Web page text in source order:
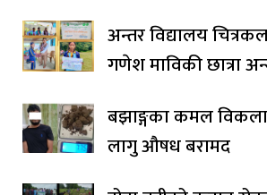
अन्तर विद्यालय
गणेश माविकी छात्रा
बझाङ्गका कमल
लागु औषध बरामद